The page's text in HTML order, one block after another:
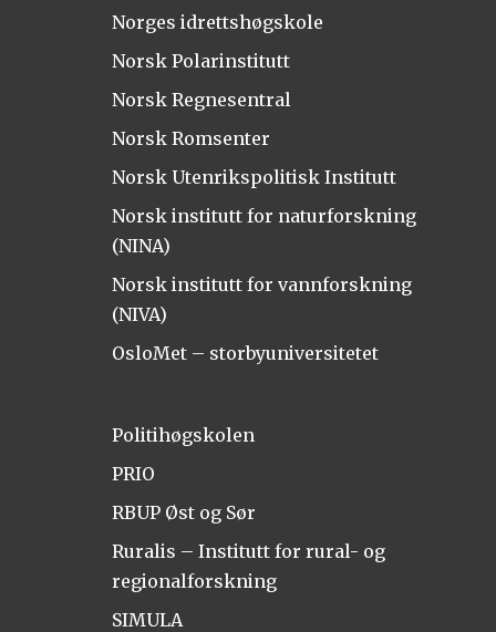
Norges idrettshøgskole
Norsk Polarinstitutt
Norsk Regnesentral
Norsk Romsenter
Norsk Utenrikspolitisk Institutt
Norsk institutt for naturforskning
(NINA)
Norsk institutt for vannforskning
(NIVA)
OsloMet – storbyuniversitetet
Politihøgskolen
PRIO
RBUP Øst og Sør
Ruralis – Institutt for rural- og
regionalforskning
SIMULA